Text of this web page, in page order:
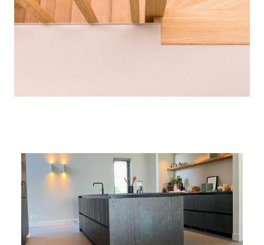
gebruik van A-merken. Kwaliteit staat bij ons
voorop. Het mooie is dat elke vloer of wand
uniek is door onze werkwijze, en dus geheel
industriële kleuren. De hand van de vakman
reliëf en kleurschakeringen? Jij bepaalt.
VOORDELEN VAN EEN
GIETVLOER: